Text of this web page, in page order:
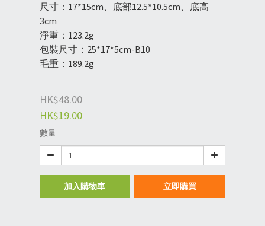
尺寸：17*15cm、底部12.5*10.5cm、底高
3cm
淨重：123.2g
包裝尺寸：25*17*5cm-B10
毛重：189.2g
HK$48.00
HK$19.00
數量
加入購物車 立即購買